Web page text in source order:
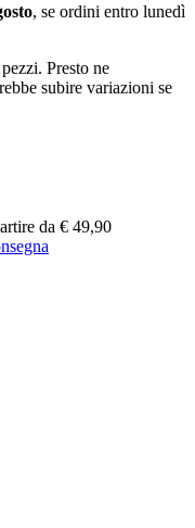
, se ordini entro lunedì
Presto ne
subire variazioni se
da € 49,90